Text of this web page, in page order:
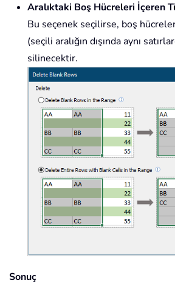
Aralıktaki Boş Hücreleri İçeren
Bu seçenek seçilirse, boş
(seçili aralığın dışında aynı
silinecektir.
Sonuç